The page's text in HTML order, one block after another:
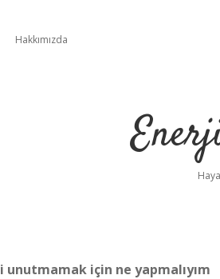
Hakkımızda
için ne yapmalıyım